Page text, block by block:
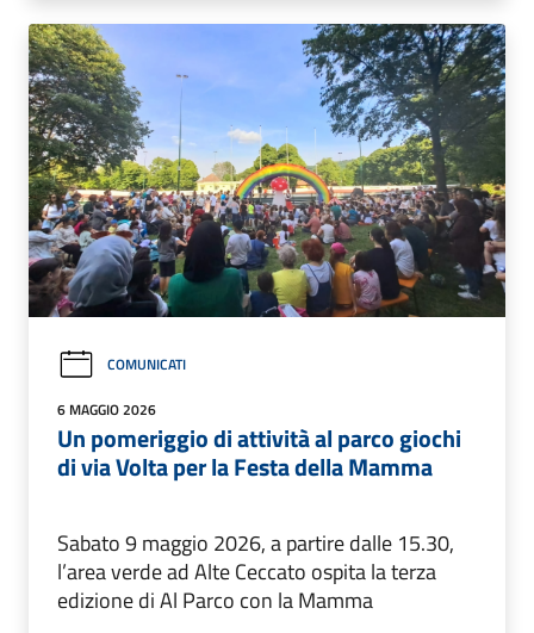
COMUNICATI
6 MAGGIO 2026
Un pomeriggio di attività al parco giochi
di via Volta per la Festa della Mamma
Sabato 9 maggio 2026, a partire dalle 15.30,
l’area verde ad Alte Ceccato ospita la terza
edizione di Al Parco con la Mamma